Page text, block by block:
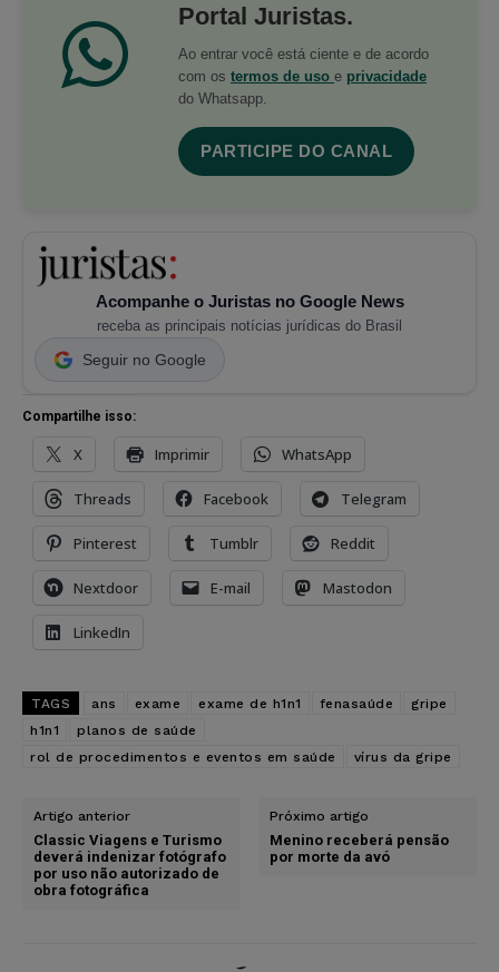
Portal Juristas.
Ao entrar você está ciente e de acordo
com os termos de uso e privacidade
do Whatsapp.
PARTICIPE DO CANAL
Acompanhe o Juristas no Google News
receba as principais notícias jurídicas do Brasil
Seguir no Google
Compartilhe isso:
X Imprimir WhatsApp
Threads Facebook Telegram
Pinterest Tumblr Reddit
Nextdoor E-mail Mastodon
LinkedIn
TAGS ans exame exame de h1n1 fenasaúde
gripe
h1n1
planos de saúde
rol de procedimentos e eventos em saúde
vírus da gripe
Artigo anterior
Classic Viagens e Turismo
deverá indenizar fotógrafo
por uso não autorizado de
obra fotográfica
Próximo artigo
Menino receberá pensão
por morte da avó